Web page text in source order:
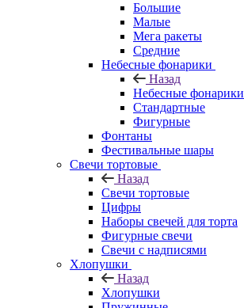
Большие
Малые
Мега ракеты
Средние
Небесные фонарики
Назад
Небесные фонарики
Стандартные
Фигурные
Фонтаны
Фестивальные шары
Свечи тортовые
Назад
Свечи тортовые
Цифры
Наборы свечей для торта
Фигурные свечи
Свечи с надписями
Хлопушки
Назад
Хлопушки